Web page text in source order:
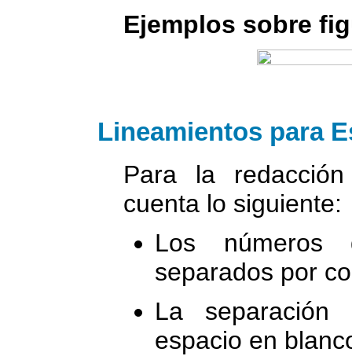
Ejemplos sobre
Lineamientos para
Para la
cuenta lo siguiente:
Los números
separados por
La
espacio en